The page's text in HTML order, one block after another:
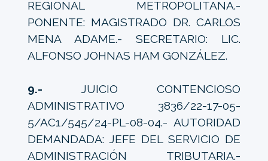
REGIONAL METROPOLITANA.-
PONENTE: MAGISTRADO DR. CARLOS
MENA ADAME.- SECRETARIO: LIC.
ALFONSO JOHNAS HAM GONZÁLEZ.
9.- JUICIO CONTENCIOSO
ADMINISTRATIVO 3836/22-17-05-
5/AC1/545/24-PL-08-04.- AUTORIDAD
DEMANDADA: JEFE DEL SERVICIO DE
ADMINISTRACIÓN TRIBUTARIA.-